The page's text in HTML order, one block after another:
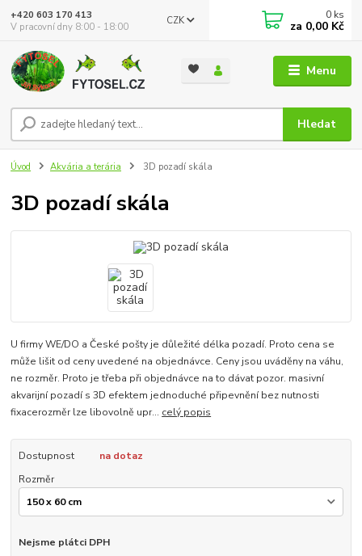
Menu
CZK
Hledat
+420 603 170 413
V pracovní dny 8:00 - 18:00
0 ks
za 0,00 Kč
Úvod Akvária a terária 3D pozadí skála
3D pozadí skála
U firmy WE/DO a České pošty je důležité délka pozadí. Proto cena se
může lišit od ceny uvedené na objednávce. Ceny jsou uváděny na váhu,
ne rozměr. Proto je třeba při objednávce na to dávat pozor. masivní
akvarijní pozadí s 3D efektem jednoduché připevnění bez nutnosti
fixacerozměr lze libovolně upr... celý popis
Dostupnost
na dotaz
Rozměr
Nejsme plátci DPH